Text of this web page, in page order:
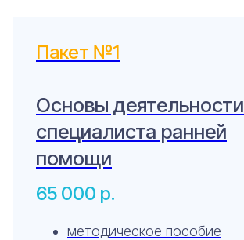
Пакет №1
Основы деятельности
специалиста ранней
помощи
65 000 р.
методическое пособие